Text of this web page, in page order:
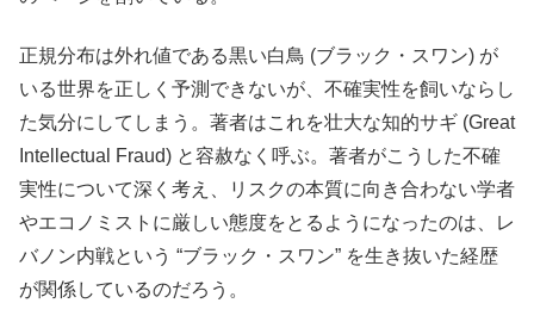
正規分布は外れ値である黒い白鳥 (ブラック・スワン) が
いる世界を正しく予測できないが、不確実性を飼いならし
た気分にしてしまう。著者はこれを壮大な知的サギ (Great
Intellectual Fraud) と容赦なく呼ぶ。著者がこうした不確
実性について深く考え、リスクの本質に向き合わない学者
やエコノミストに厳しい態度をとるようになったのは、レ
バノン内戦という “ブラック・スワン” を生き抜いた経歴
が関係しているのだろう。